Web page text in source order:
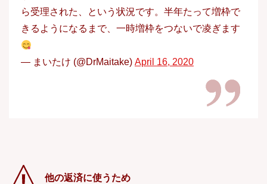
ら受理された、という状況です。半年たって増枠で
きるようになるまで、一時増枠をつないで凌ぎます
— まいたけ (@DrMaitake) April 16, 2020
他の返済に使うため